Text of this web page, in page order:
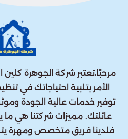
مرحبًا،تعتبر شركة الجوهرة كلين
الأمر بتلبية احتياجاتك في
توفير خدمات عالية الجودة
عائلتك. مميزات شركتنا هي ما
فلدينا فريق متخصص ومهرة